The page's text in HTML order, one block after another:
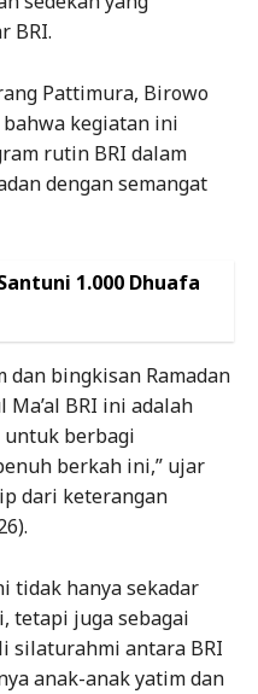
BRI.
Pattimura, Birowo
bahwa kegiatan ini
rutin BRI dalam
dengan semangat
1.000 Dhuafa
dan bingkisan Ramadan
Ma’al BRI ini adalah
berbagi
berkah ini,” ujar
dari keterangan
tidak hanya sekadar
tetapi juga sebagai
silaturahmi antara BRI
anak-anak yatim dan